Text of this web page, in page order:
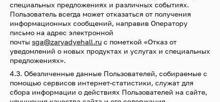
специальных предложениях и различных событиях.
Пользователь всегда может отказаться от получения
информационных сообщений, направив Оператору
письмо на адрес электронной
почты sga@zaryadyehall.ru с пометкой «Отказ от
уведомлений о новых продуктах и услугах и специальных
предложениях».
4.3. Обезличенные данные Пользователей, собираемые с
помощью сервисов интернет-статистики, служат для
сбора информации о действиях Пользователей на сайте,